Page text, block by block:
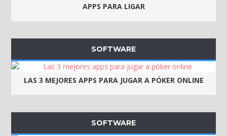
APPS PARA LIGAR
SOFTWARE
LAS 3 MEJORES APPS PARA JUGAR A PÓKER ONLINE
SOFTWARE